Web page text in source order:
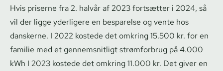
Hvis priserne fra 2. halvår af 2023 fortsætter i 2024, så
vil der ligge yderligere en besparelse og vente hos
danskerne. I 2022 kostede det omkring 15.500 kr. for en
familie med et gennemsnitligt strømforbrug på 4.000
kWh I 2023 kostede det omkring 11.000 kr. Det giver en